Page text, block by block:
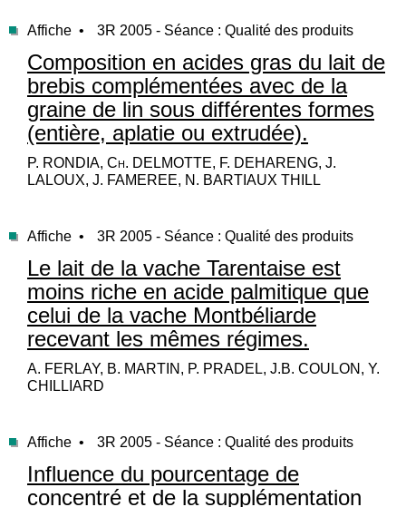
Affiche • 3R 2005 - Séance : Qualité des produits
Composition en acides gras du lait de
brebis complémentées avec de la
graine de lin sous différentes formes
(entière, aplatie ou extrudée).
P. RONDIA, Ch. DELMOTTE, F. DEHARENG, J.
LALOUX, J. FAMEREE, N. BARTIAUX THILL
Affiche • 3R 2005 - Séance : Qualité des produits
Le lait de la vache Tarentaise est
moins riche en acide palmitique que
celui de la vache Montbéliarde
recevant les mêmes régimes.
A. FERLAY, B. MARTIN, P. PRADEL, J.B. COULON, Y.
CHILLIARD
Affiche • 3R 2005 - Séance : Qualité des produits
Influence du pourcentage de
concentré et de la supplémentation